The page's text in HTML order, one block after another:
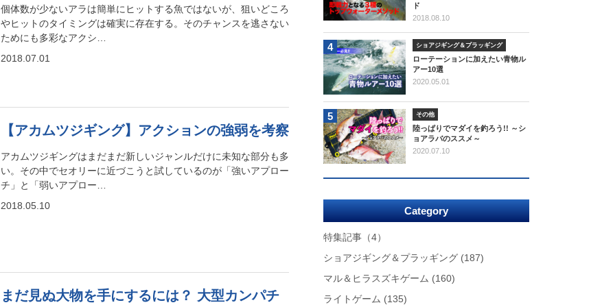
個体数が少ないアラは簡単にヒットする魚ではないが、狙いどころ
やヒットのタイミングは確実に存在する。そのチャンスを逃さない
ためにも多彩なアクシ…
2018.07.01
【アカムツジギング】アクションの強弱を考察
アカムツジギングはまだまだ新しいジャンルだけに未知な部分も多
い。その中でセオリーに近づこうと試しているのが「強いアプロー
チ」と「弱いアプロー…
2018.05.10
まだ見ぬ大物を手にするには？ 大型カンパチ
ド
2018.08.10
4 ショアジギング＆プラッギング
ローテーションに加えたい青物ル
アー10選
2020.05.01
5 その他
陸っぱりでマダイを釣ろう!! ～シ
ョアラバのススメ～
2020.07.10
Category
特集記事 （4）
ショアジギング＆プラッギング (187)
マル＆ヒラスズキゲーム (160)
ライトゲーム (135)